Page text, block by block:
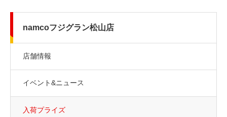
namcoフジグラン松山店
店舗情報
イベント&ニュース
入荷プライズ